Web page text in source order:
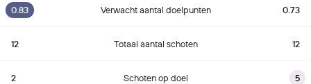
0.83 Verwacht aantal doelpunten 0.73
12 Totaal aantal schoten 12
2 Schoten op doel 5